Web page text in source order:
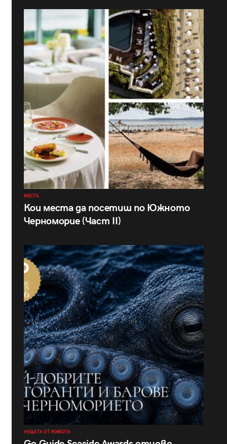
МЕСТА
Кои места да посетиш по Южното
Черноморие (Част II)
НЕЩАТА ОТ ЖИВОТА